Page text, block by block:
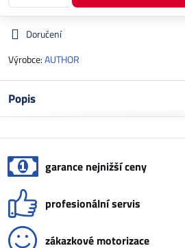
Doručení
Výrobce:AUTHOR
Popis
garance nejnižší ceny
profesionální servis
zákazkové motorizace